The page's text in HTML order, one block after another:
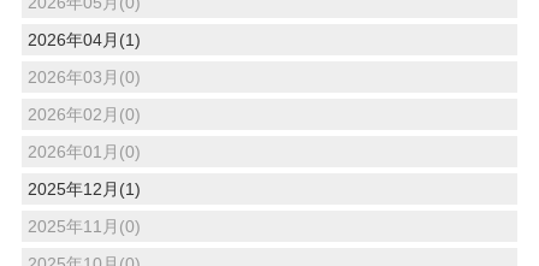
2026年04月(1)
2026年03月(0)
2026年02月(0)
2026年01月(0)
2025年12月(1)
2025年11月(0)